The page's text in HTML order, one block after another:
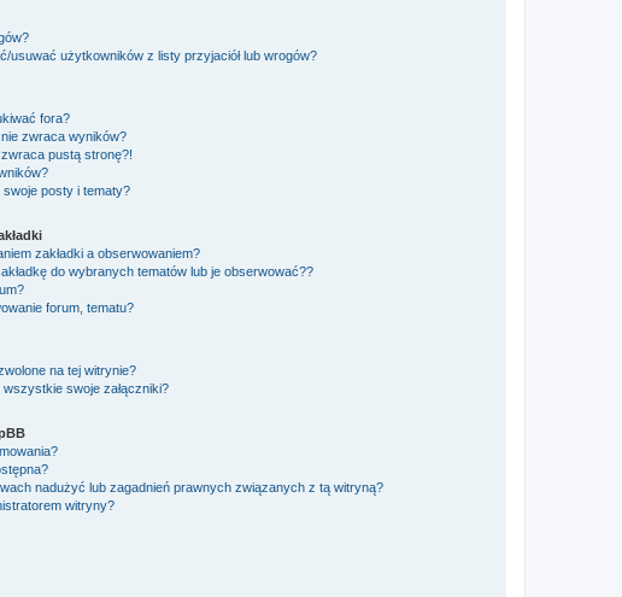
usuwać użytkowników z listy przyjaciół lub wrogów?
fora?
zwraca wyników?
pustą stronę?!
posty i tematy?
zakładki a obserwowaniem?
do wybranych tematów lub je obserwować??
forum, tematu?
na tej witrynie?
swoje załączniki?
nadużyć lub zagadnień prawnych związanych z tą witryną?
witryny?